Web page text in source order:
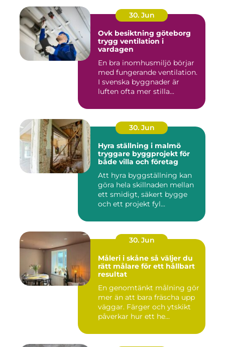
30. Jun
Ovk besiktning göteborg
trygg ventilation i
vardagen
En bra inomhusmiljö börjar
med fungerande ventilation.
I svenska byggnader är
luften ofta mer stilla...
30. Jun
Hyra ställning i malmö
tryggare byggprojekt för
både villa och företag
Att hyra byggställning kan
göra hela skillnaden mellan
ett smidigt, säkert bygge
och ett projekt fyl...
30. Jun
Måleri i skåne så väljer du
rätt målare för ett hållbart
resultat
En genomtänkt målning gör
mer än att bara fräscha upp
väggar. Färger och ytskikt
påverkar hur ett he...